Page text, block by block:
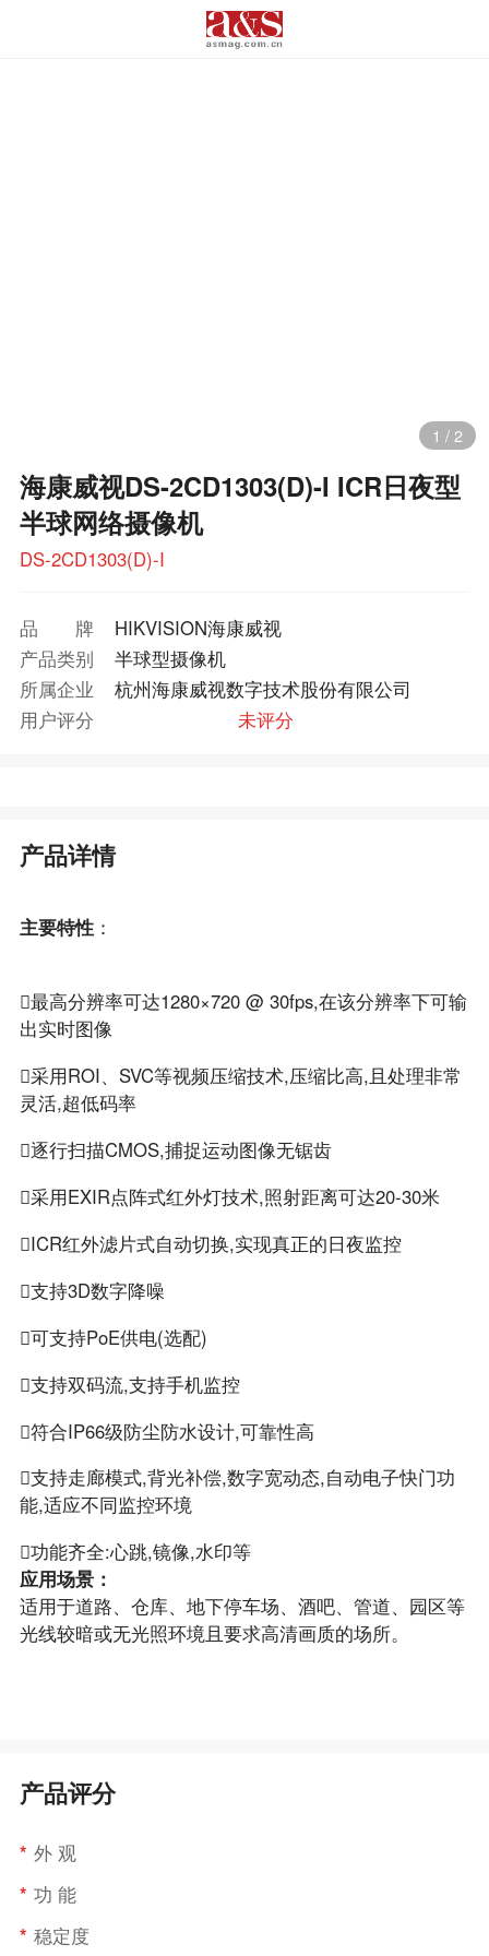
1 / 2
海康威视DS-2CD1303(D)-I ICR日夜型
半球网络摄像机
DS-2CD1303(D)-I
品牌
HIKVISION海康威视
产品类别
半球型摄像机
所属企业
杭州海康威视数字技术股份有限公司
用户评分
未评分
产品详情
主要特性：
最高分辨率可达1280×720 @ 30fps,在该分辨率下可输
出实时图像
采用ROI、SVC等视频压缩技术,压缩比高,且处理非常
灵活,超低码率
逐行扫描CMOS,捕捉运动图像无锯齿
采用EXIR点阵式红外灯技术,照射距离可达20-30米
ICR红外滤片式自动切换,实现真正的日夜监控
支持3D数字降噪
可支持PoE供电(选配)
支持双码流,支持手机监控
符合IP66级防尘防水设计,可靠性高
支持走廊模式,背光补偿,数字宽动态,自动电子快门功
能,适应不同监控环境
功能齐全:心跳,镜像,水印等
应用场景：
适用于道路、仓库、地下停车场、酒吧、管道、园区等
光线较暗或无光照环境且要求高清画质的场所。
产品评分
* 外 观
* 功 能
* 稳定度